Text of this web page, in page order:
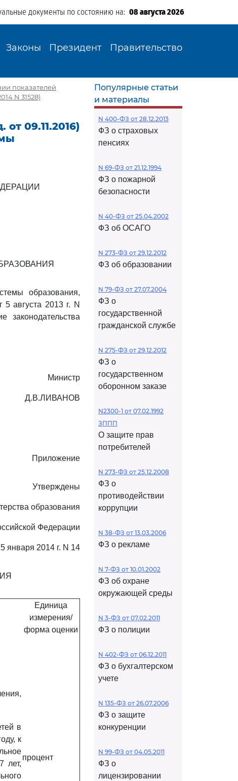
документы по состоянию на: 08 августа 2026
Законы Президент Правительство
показателей
N 31528)
09.11.2016)
образования,
августа 2013 г. N
законодательства
Министр
Д.В.ЛИВАНОВ
Приложение
Утверждены
образования
Федерации
января 2014 г. N 14
Единица
измерения/
форма оценки
в
к
лет,
процент
Популярные статьи
и материалы
N 400-ФЗ от 28.12.2013
ФЗ о страховых
пенсиях
N 69-ФЗ от 21.12.1994
ФЗ о пожарной
безопасности
N 40-ФЗ от 25.04.2002
ФЗ об ОСАГО
N 273-ФЗ от 29.12.2012
ФЗ об образовании
N 79-ФЗ от 27.07.2004
ФЗ о
государственной
гражданской службе
N 275-ФЗ от 29.12.2012
ФЗ о
государственном
оборонном заказе
N2300-1 от 07.02.1992
ЗППП
О защите прав
потребителей
N 273-ФЗ от 25.12.2008
ФЗ о
противодействии
коррупции
N 38-ФЗ от 13.03.2006
ФЗ о рекламе
N 7-ФЗ от 10.01.2002
ФЗ об охране
окружающей среды
N 3-ФЗ от 07.02.2011
ФЗ о полиции
N 402-ФЗ от 06.12.2011
ФЗ о бухгалтерском
учете
N 135-ФЗ от 26.07.2006
ФЗ о защите
конкуренции
N 99-ФЗ от 04.05.2011
ФЗ о
лицензировании